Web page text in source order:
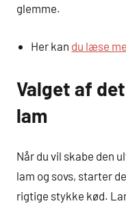
glemme.
Her kan du læse
Valget af
lam
Når du vil skabe den
lam og sovs, starter
rigtige stykke kød.